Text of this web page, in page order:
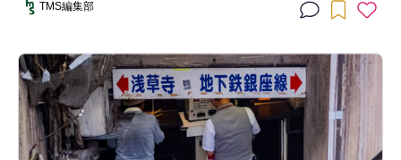
TMS編集部